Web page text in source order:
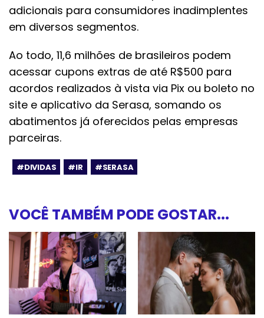
adicionais para consumidores inadimplentes
em diversos segmentos.
Ao todo, 11,6 milhões de brasileiros podem
acessar cupons extras de até R$500 para
acordos realizados à vista via Pix ou boleto no
site e aplicativo da Serasa, somando os
abatimentos já oferecidos pelas empresas
parceiras.
#DIVIDAS #IR #SERASA
VOCÊ TAMBÉM PODE GOSTAR...